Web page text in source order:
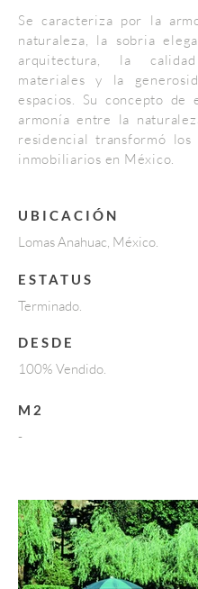
Se caracteriza por la
naturaleza, la sobria
arquitectura, la
materiales y la
espacios. Su concepto de
armonía entre la
residencial transformó los
inmobiliarios en México.
UBICACIÓN
Lomas Anahuac, México.
ESTATUS
Terminado.
DESDE
100% Vendido.
M2
-